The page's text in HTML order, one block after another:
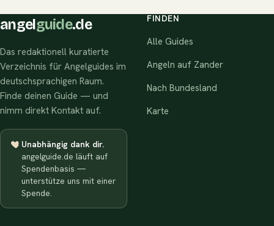
angelguide.de
Das redaktionell kuratierte
Verzeichnis für Angelguides im
deutschsprachigen Raum.
Finde deinen Guide — und
nimm direkt Kontakt auf.
Unabhängig dank dir.
angelguide.de läuft auf
Spendenbasis —
unterstütze uns mit einer
Spende.
FINDEN
Alle Guides
Angeln auf Zander
Nach Bundesland
Karte